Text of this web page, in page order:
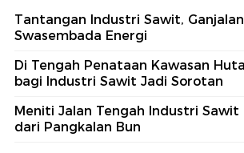
Tantangan Industri Sawit,
Swasembada Energi
Di Tengah Penataan Kawasan
bagi Industri Sawit Jadi Sorotan
Meniti Jalan Tengah Industri Sawit
dari Pangkalan Bun